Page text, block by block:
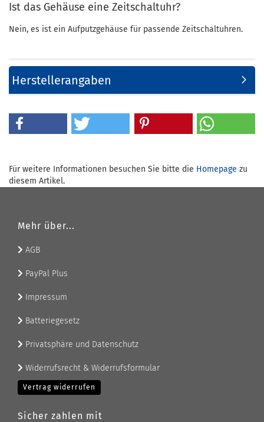
Ist das Gehäuse eine Zeitschaltuhr?
Nein, es ist ein Aufputzgehäuse für passende Zeitschaltuhren.
Herstellerangaben
Für weitere Informationen besuchen Sie bitte die Homepage zu
diesem Artikel.
Mehr über...
AGB
PayPal Plus
Impressum
Batteriegesetz
Privatsphäre und Datenschutz
Widerrufsrecht & Widerrufsformular
Vertrag widerrufen
Sicher zahlen mit